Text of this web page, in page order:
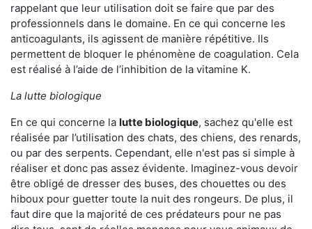
rappelant que leur utilisation doit se faire que par des
professionnels dans le domaine. En ce qui concerne les
anticoagulants, ils agissent de manière répétitive. Ils
permettent de bloquer le phénomène de coagulation. Cela
est réalisé à l’aide de l’inhibition de la vitamine K.
La lutte biologique
En ce qui concerne la lutte biologique, sachez qu'elle est
réalisée par l’utilisation des chats, des chiens, des renards,
ou par des serpents. Cependant, elle n'est pas si simple à
réaliser et donc pas assez évidente. Imaginez-vous devoir
être obligé de dresser des buses, des chouettes ou des
hiboux pour guetter toute la nuit des rongeurs. De plus, il
faut dire que la majorité de ces prédateurs pour ne pas